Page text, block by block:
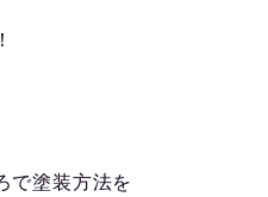
で塗装方法を